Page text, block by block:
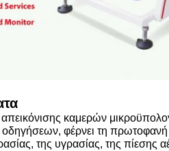
καμερών
φέρνει τη πρωτοφανή
της υγρασίας, της πίεσης